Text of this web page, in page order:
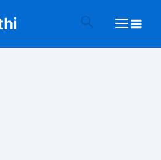
Search